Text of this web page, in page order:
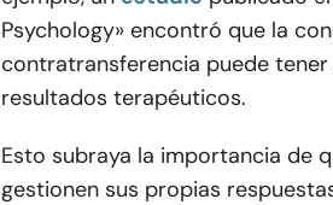
Psychology» encontró que la
contratransferencia puede
resultados terapéuticos.
Esto subraya la importancia de
gestionen sus propias